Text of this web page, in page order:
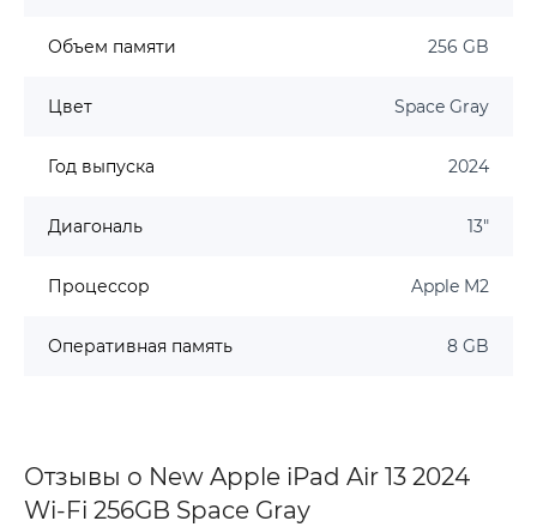
Объем памяти 256 GB
Цвет Space Gray
Год выпуска 2024
Диагональ 13"
Процессор Apple M2
Оперативная память 8 GB
Отзывы о New Apple iPad Air 13 2024
Wi-Fi 256GB Space Gray